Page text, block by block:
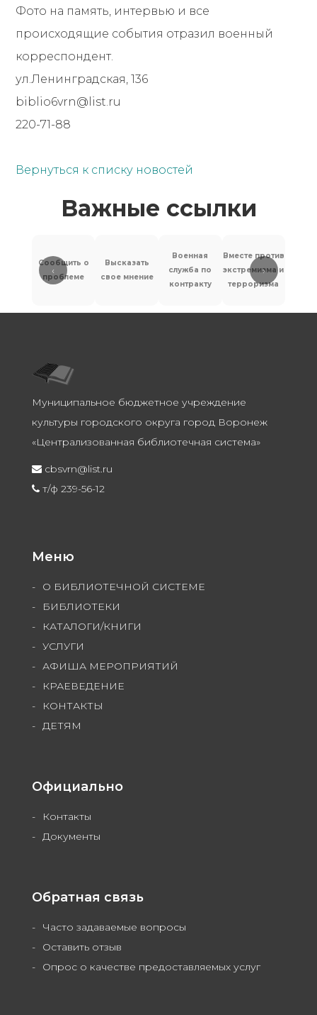
Фото на память, интервью и все
происходящие события отразил военный
корреспондент.
ул.Ленинградская, 136
biblio6vrn@list.ru
220-71-88
Вернуться к списку новостей
Важные ссылки
‹
Сообщить о
проблеме
Высказать
свое мнение
Военная
служба по
контракту
Вместе против
экстремизма и
терроризма
›
Муниципальное бюджетное учреждение
культуры городского округа город Воронеж
«Централизованная библиотечная система»
cbsvrn@list.ru
т/ф 239-56-12
Меню
О БИБЛИОТЕЧНОЙ СИСТЕМЕ
БИБЛИОТЕКИ
КАТАЛОГИ/КНИГИ
УСЛУГИ
АФИША МЕРОПРИЯТИЙ
КРАЕВЕДЕНИЕ
КОНТАКТЫ
ДЕТЯМ
Официально
Контакты
Документы
Обратная связь
Часто задаваемые вопросы
Оставить отзыв
Опрос о качестве предоставляемых услуг